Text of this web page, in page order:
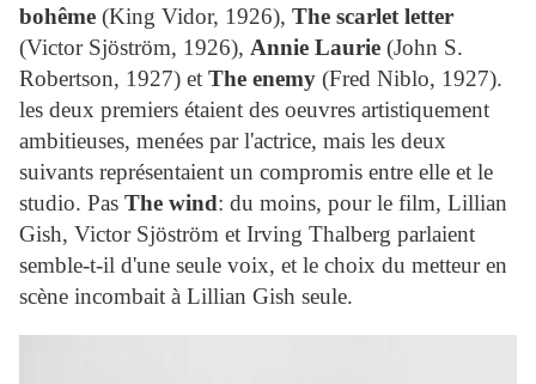
bohême (King Vidor, 1926), The scarlet letter
(Victor Sjöström, 1926), Annie Laurie (John S.
Robertson, 1927) et The enemy (Fred Niblo, 1927).
les deux premiers étaient des oeuvres artistiquement
ambitieuses, menées par l'actrice, mais les deux
suivants représentaient un compromis entre elle et le
studio. Pas The wind: du moins, pour le film, Lillian
Gish, Victor Sjöström et Irving Thalberg parlaient
semble-t-il d'une seule voix, et le choix du metteur en
scène incombait à Lillian Gish seule.